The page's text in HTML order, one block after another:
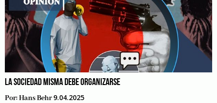
LA SOCIEDAD MISMA DEBE ORGANIZARSE
Por:Hans Behr 9.04.2025